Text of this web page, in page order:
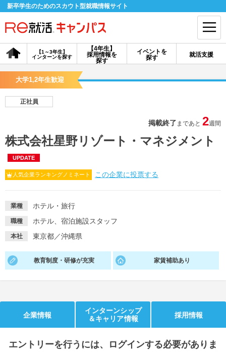
新卒学生のためのスカウト型就職情報サイト
【4年生】
採用情報を
探す
【1～3年生】
インターンを探す
イベントを
探す
就活支援
会員登録 ログイン
探す
【4年生】
【4年生】
【1～3年生】
就活ノウハウ・サポート
就活ノウハウが満載！ お役立ち記事・相談室など
就活ニュースペーパー よくある質問
大学1,2年生歓迎
正社員
掲載終了 まであと 2週間
株式会社星野リゾート・マネジメント
UPDATE
人気企業ランキングノミネート この企業に投票する
業種 ホテル・旅行
職種 ホテル、宿泊施設スタッフ
本社 東京都／沖縄県
教育制度・研修が充実 家賃補助あり
企業情報
インターンシップ
＆キャリア情報
採用情報
エントリーを行うには、ログインする必要がありま